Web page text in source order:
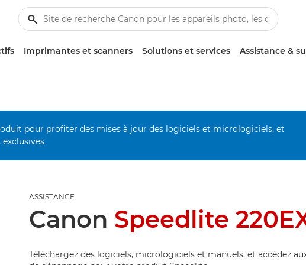
Imprimantes et scanners Solutions et services Assistance &
pour profiter des mises à jour des logiciels et micrologiciels, et
ASSISTANCE
Canon Speedlite
Téléchargez des logiciels, micrologiciels et manuels, et accédez